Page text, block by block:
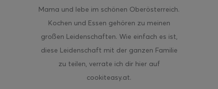
Mama und lebe im schönen Oberösterreich.
Kochen und Essen gehören zu meinen
großen Leidenschaften. Wie einfach es ist,
diese Leidenschaft mit der ganzen Familie
zu teilen, verrate ich dir hier auf
cookiteasy.at.